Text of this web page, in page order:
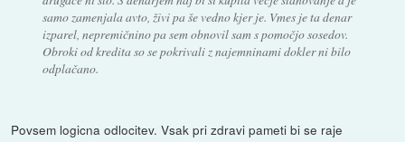
samo zamenjala avto, živi pa še vedno kjer je. Vmes je ta denar
izparel, nepremičnino pa sem obnovil sam s pomočjo sosedov.
Obroki od kredita so se pokrivali z najemninami dokler ni bilo
odplačano.
Povsem logicna odlocitev. Vsak pri zdravi pameti bi se raje